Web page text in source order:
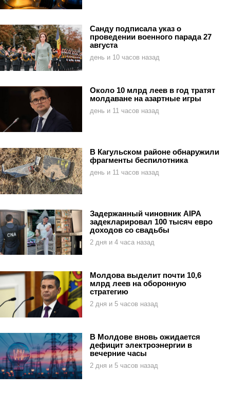
Санду подписала указ о
проведении военного парада 27
августа
день и 10 часов назад
Около 10 млрд леев в год тратят
молдаване на азартные игры
день и 11 часов назад
В Кагульском районе обнаружили
фрагменты беспилотника
день и 11 часов назад
Задержанный чиновник AIPA
задекларировал 100 тысяч евро
доходов со свадьбы
2 дня и 4 часа назад
Молдова выделит почти 10,6
млрд леев на оборонную
стратегию
2 дня и 5 часов назад
В Молдове вновь ожидается
дефицит электроэнергии в
вечерние часы
2 дня и 5 часов назад